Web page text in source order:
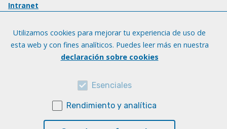
Intranet
Utilizamos cookies para mejorar tu experiencia de uso de
esta web y con fines analíticos. Puedes leer más en nuestra
declaración sobre cookies
Esenciales
Rendimiento y analítica